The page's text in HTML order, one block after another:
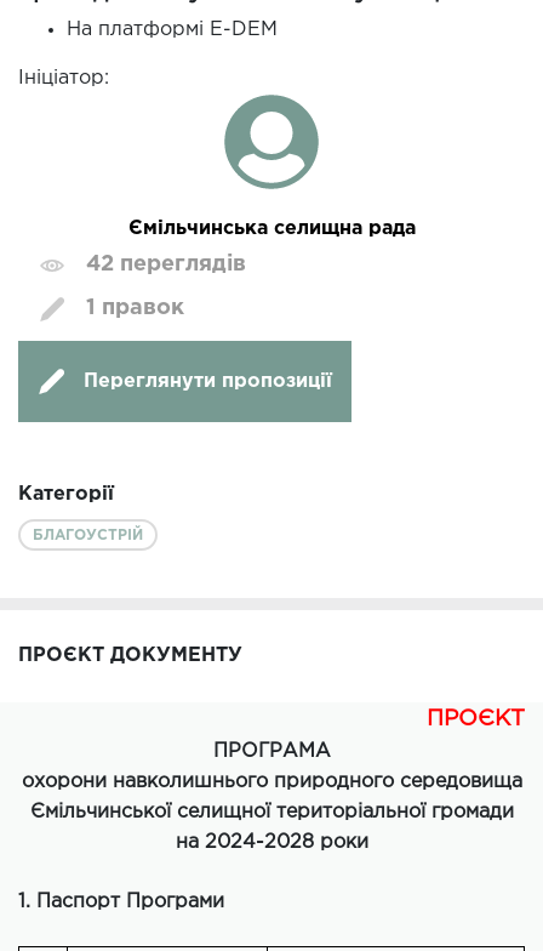
На платформі E-DEM
Ініціатор:
Ємільчинська селищна рада
42 переглядів
1 правок
Переглянути пропозиції
Категорії
БЛАГОУСТРІЙ
ПРОЄКТ ДОКУМЕНТУ
ПРОЄКТ
ПРОГРАМА
охорони навколишнього природного середовища
Ємільчинської селищної територіальної громади
на 2024-2028 роки
1. Паспорт Програми